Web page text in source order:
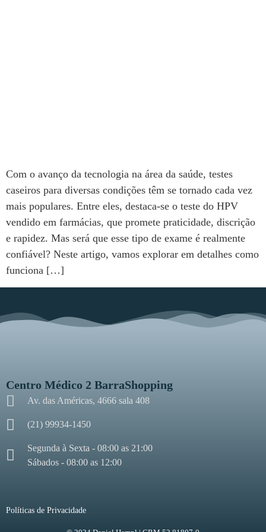
Com o avanço da tecnologia na área da saúde, testes
caseiros para diversas condições têm se tornado cada vez
mais populares. Entre eles, destaca-se o teste do HPV
vendido em farmácias, que promete praticidade, discrição
e rapidez. Mas será que esse tipo de exame é realmente
confiável? Neste artigo, vamos explorar em detalhes como
funciona […]
Centro Médico 2 BarraShopping
Av. das Américas, 4666 sala 408
(21) 99934-1450
Segunda à Sexta - 08:00 as 21:00
Sábados - 08:00 as 12:00
Políticas de Privacidade